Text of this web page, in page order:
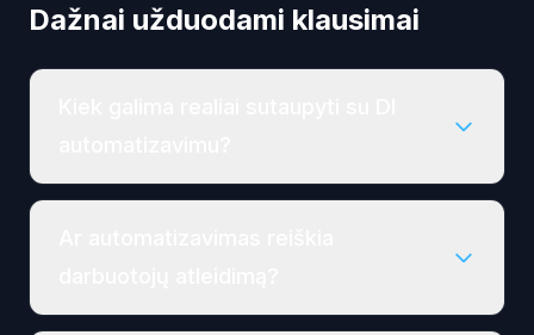
Dažnai užduodami klausimai